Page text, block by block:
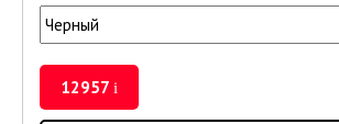
12957 i